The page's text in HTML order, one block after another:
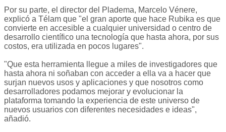
Por su parte, el director del Pladema, Marcelo Vénere,
explicó a Télam que "el gran aporte que hace Rubika es que
convierte en accesible a cualquier universidad o centro de
desarrollo científico una tecnología que hasta ahora, por sus
costos, era utilizada en pocos lugares".
"Que esta herramienta llegue a miles de investigadores que
hasta ahora ni soñaban con acceder a ella va a hacer que
surjan nuevos usos y aplicaciones y que nosotros como
desarrolladores podamos mejorar y evolucionar la
plataforma tomando la experiencia de este universo de
nuevos usuarios con diferentes necesidades e ideas",
añadió.